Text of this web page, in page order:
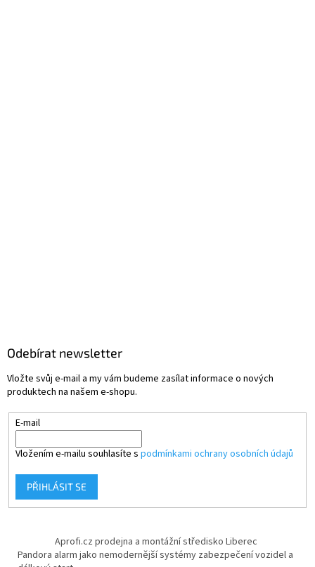
Odebírat newsletter
Vložte svůj e-mail a my vám budeme zasílat informace o nových
produktech na našem e-shopu.
E-mail
Vložením e-mailu souhlasíte s podmínkami ochrany osobních údajů
PŘIHLÁSIT SE
Aprofi.cz prodejna a montážní středisko Liberec
Pandora alarm jako nemodernější systémy zabezpečení vozidel a